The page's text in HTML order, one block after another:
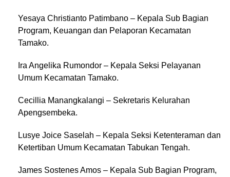
Yesaya Christianto Patimbano – Kepala Sub Bagian
Program, Keuangan dan Pelaporan Kecamatan
Tamako.
Ira Angelika Rumondor – Kepala Seksi Pelayanan
Umum Kecamatan Tamako.
Cecillia Manangkalangi – Sekretaris Kelurahan
Apengsembeka.
Lusye Joice Saselah – Kepala Seksi Ketenteraman dan
Ketertiban Umum Kecamatan Tabukan Tengah.
James Sostenes Amos – Kepala Sub Bagian Program,